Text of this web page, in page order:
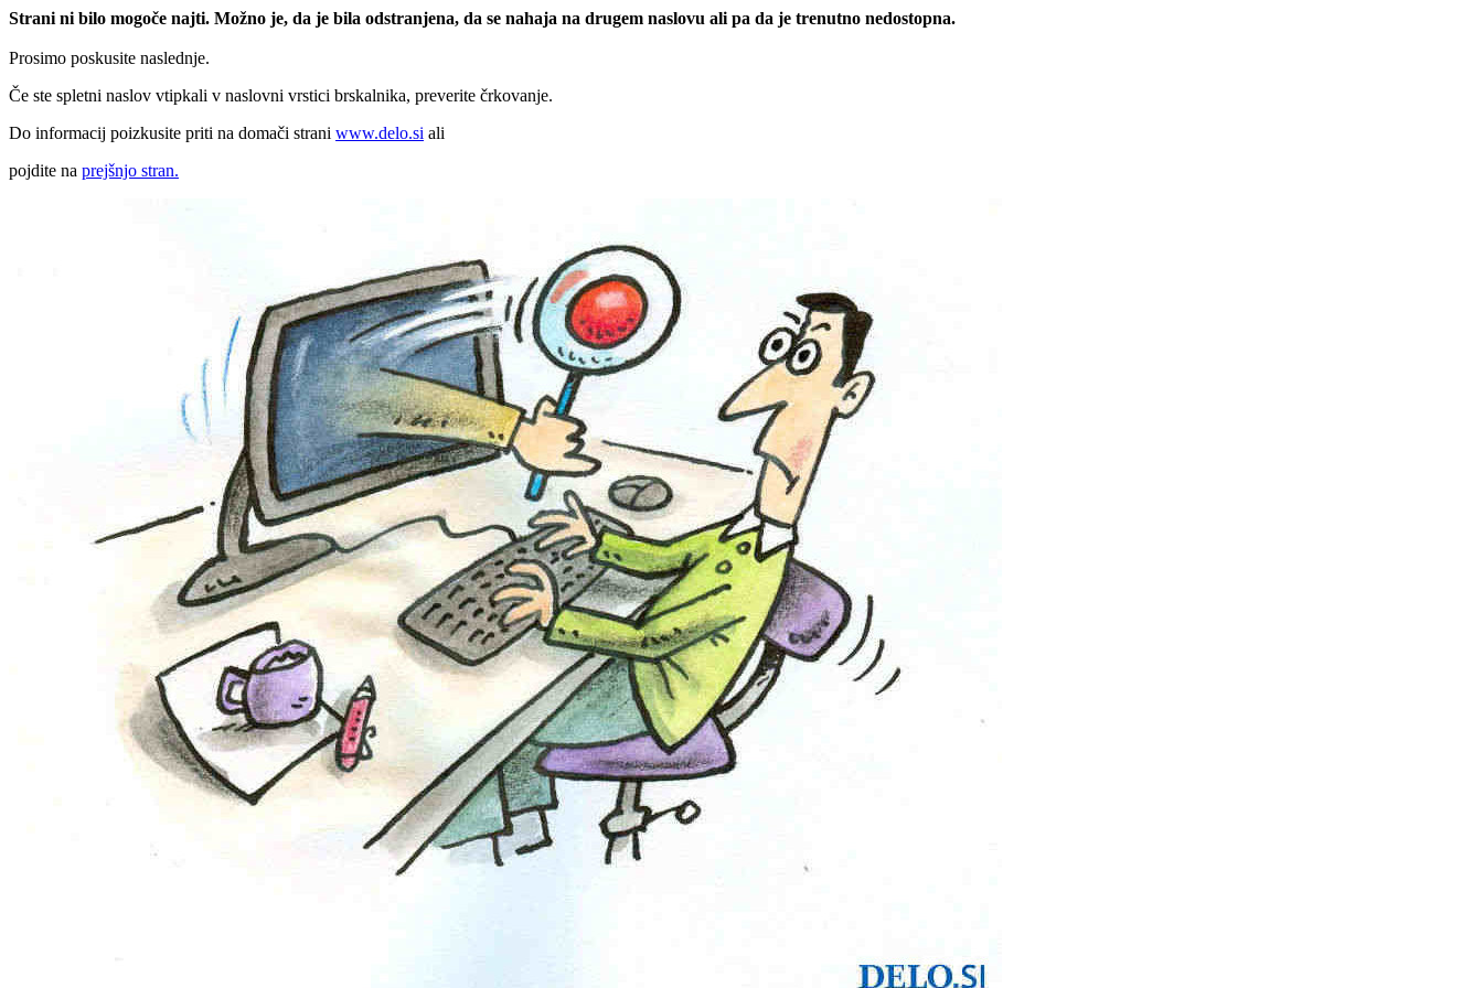
Strani ni bilo mogoče najti. Možno je, da je bila odstranjena, da se nahaja na drugem naslovu ali pa da je trenutno nedostopna.
Prosimo poskusite naslednje.
Če ste spletni naslov vtipkali v naslovni vrstici brskalnika, preverite črkovanje.
Do informacij poizkusite priti na domači strani www.delo.si ali
pojdite na prejšnjo stran.